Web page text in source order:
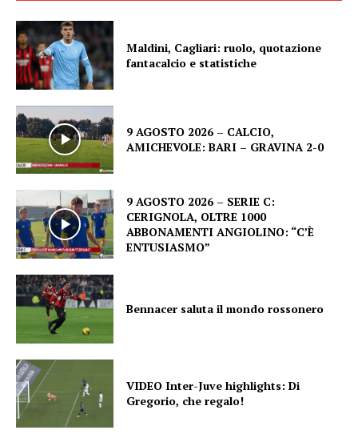
Maldini, Cagliari: ruolo, quotazione
fantacalcio e statistiche
9 AGOSTO 2026 – CALCIO,
AMICHEVOLE: BARI – GRAVINA 2-0
9 AGOSTO 2026 – SERIE C:
CERIGNOLA, OLTRE 1000
ABBONAMENTI ANGIOLINO: “C’È
ENTUSIASMO”
Bennacer saluta il mondo rossonero
VIDEO Inter-Juve highlights: Di
Gregorio, che regalo!